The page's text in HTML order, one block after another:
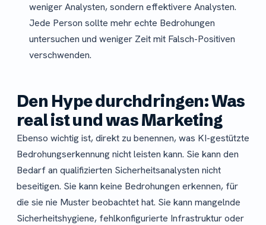
weniger Analysten, sondern effektivere Analysten.
Jede Person sollte mehr echte Bedrohungen
untersuchen und weniger Zeit mit Falsch-Positiven
verschwenden.
Den Hype durchdringen: Was
real ist und was Marketing
Ebenso wichtig ist, direkt zu benennen, was KI-gestützte
Bedrohungserkennung nicht leisten kann. Sie kann den
Bedarf an qualifizierten Sicherheitsanalysten nicht
beseitigen. Sie kann keine Bedrohungen erkennen, für
die sie nie Muster beobachtet hat. Sie kann mangelnde
Sicherheitshygiene, fehlkonfigurierte Infrastruktur oder